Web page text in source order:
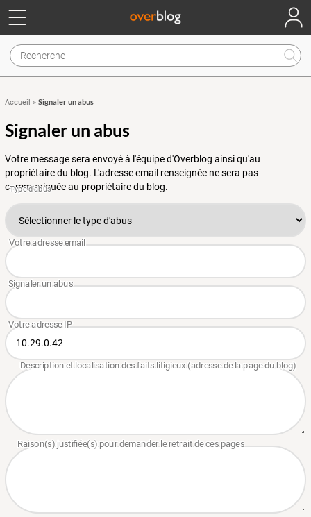
Accueil » Signaler un abus
Signaler un abus
Votre message sera envoyé à l'équipe d'Overblog ainsi qu'au
propriétaire du blog. L'adresse email renseignée ne sera pas
communiquée au propriétaire du blog.